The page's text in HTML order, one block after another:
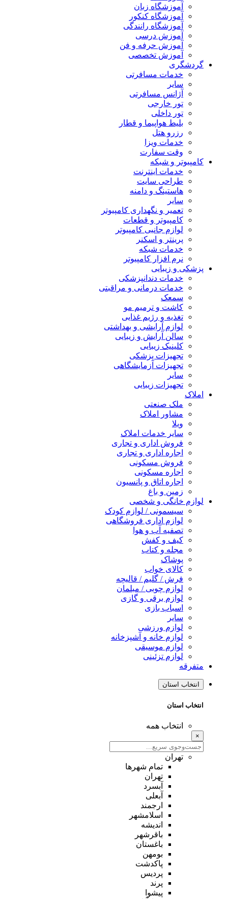
آموزشگاه زبان
آموزشگاه کنکور
آموزشگاه رانندگی
آموزش درسی
آموزش حرفه و فن
آموزش تخصصی
گردشگری
خدمات مسافرتی
سایر
آژانس مسافرتی
تور خارجی
تور داخلی
بلیط هواپیما و قطار
رزرو هتل
خدمات ویزا
وقت سفارت
کامپیوتر و شبکه
خدمات اینترنت
طراحی سایت
هاستینگ و دامنه
سایر
تعمیر و نگهداری کامپیوتر
کامپیوتر و قطعات
لوازم جانبی کامپیوتر
پرینتر و اسکنر
خدمات شبکه
نرم افزار کامپیوتر
پزشکی و زیبایی
خدمات دندانپزشکی
خدمات درمانی و مراقبتی
سمعک
کاشت و ترمیم مو
تغذیه و رژیم غذایی
لوازم آرایشی و بهداشتی
سالن آرایش و زیبایی
کلینیک زیبایی
تجهیزات پزشکی
تجهیزات آزمایشگاهی
سایر
تجهیزات زیبایی
املاک
ملک صنعتی
مشاور املاک
ویلا
سایر خدمات املاک
فروش اداری و تجاری
اجاره اداری و تجاری
فروش مسکونی
اجاره مسکونی
اجاره اتاق و پانسیون
زمین و باغ
لوازم خانگی و شخصی
سیسمونی / لوازم کودک
لوازم اداری فروشگاهی
تصفیه آب و هوا
کیف و کفش
مجله و کتاب
پوشاک
کالای خواب
فرش / گلیم / قالیچه
لوازم چوبی / مبلمان
لوازم برقی و گازی
اسباب بازی
سایر
لوازم ورزشی
لوازم خانه و آشپزخانه
لوازم موسیقی
لوازم تزئینی
متفرقه
انتخاب استان
انتخاب استان
انتخاب همه
×
تهران
تمام شهر‌ها
تهران
آبسرد
آبعلی
ارجمند
اسلامشهر
اندیشه
باقرشهر
باغستان
بومهن
پاکدشت
پردیس
پرند
پیشوا